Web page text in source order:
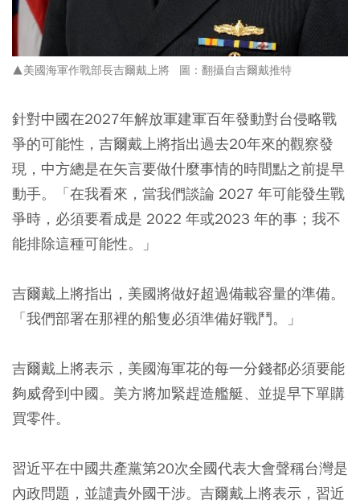
▲美國海軍作戰部長吉爾戴上將 圖：翻攝自吉爾戴推特
針對中國在2027年解放軍建軍百年發動對台侵略戰
爭的可能性，吉爾戴上將指出過去20年來的觀察發
現，中方總是在矢言要做什麼事情的時間點之前提早
動手。「在我看來，當我們談論 2027 年可能發生戰
爭時，必須要看成是 2022 年或2023 年的事；我不
能排除這種可能性。」
吉爾戴上將指出，美國將做好超過備載容量的準備。
「我們部署在那裡的船隻必須準備好戰鬥。」
吉爾戴上將表示，美國海軍花的每一分錢都必須要能
夠威脅到中國。美方將加緊趕造艦艇、並提早下單購
買零件。
習近平在中國共產黨第20次全國代表大會聲稱台灣是
內政問題，並譴責外國干涉。吉爾戴上將表示，習近